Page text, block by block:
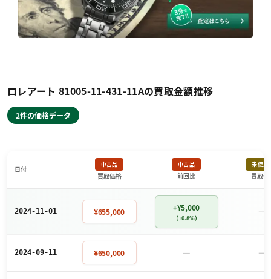
ロレアート 81005-11-431-11Aの買取金額推移
2件の価格データ
日付
中古品
買取価格
中古品
前回比
未使用
買取価
2024-11-01 ¥655,000 +¥5,000
（+0.8%） －
2024-09-11 ¥650,000 － －